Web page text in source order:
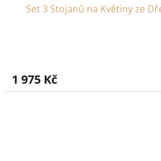
Set 3 Stojanů na Květiny ze
1 975 Kč